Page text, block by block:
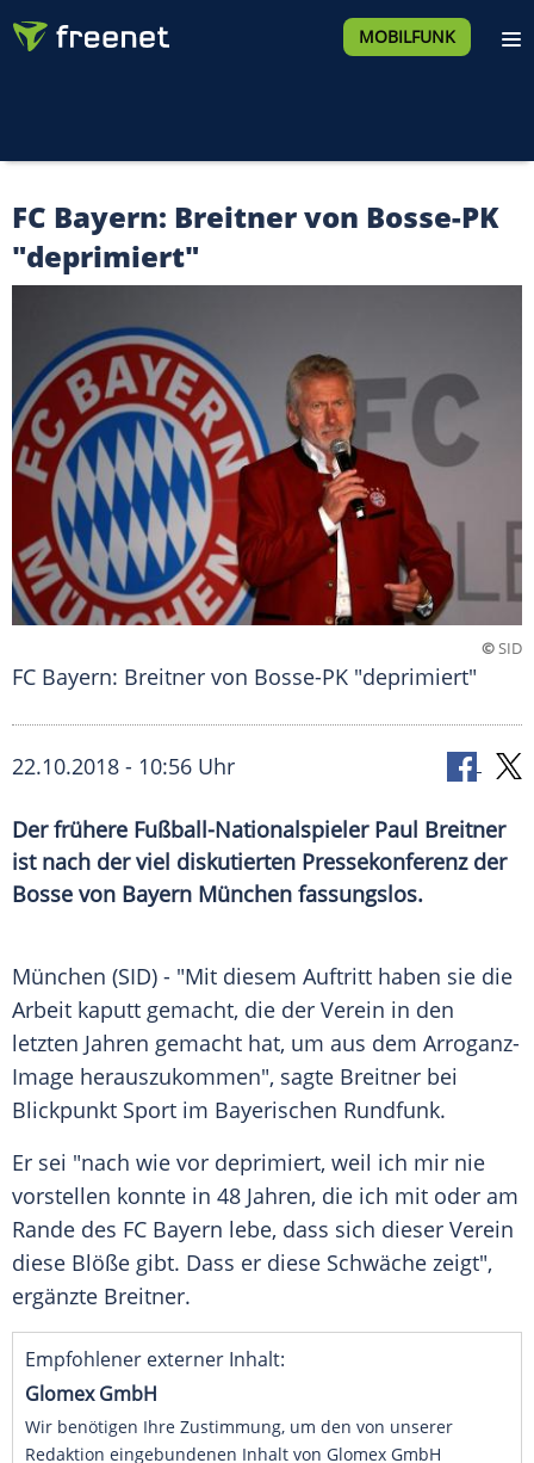
MOBILFUNK
FC Bayern: Breitner von Bosse-PK
"deprimiert"
©SID
FC Bayern: Breitner von Bosse-PK "deprimiert"
22.10.2018 - 10:56 Uhr
Der frühere Fußball-Nationalspieler Paul Breitner
ist nach der viel diskutierten Pressekonferenz der
Bosse von Bayern München fassungslos.
München (SID) - "Mit diesem Auftritt haben sie die
Arbeit kaputt gemacht, die der Verein in den
letzten Jahren gemacht hat, um aus dem Arroganz-
Image herauszukommen", sagte Breitner bei
Blickpunkt Sport im Bayerischen Rundfunk.
Er sei "nach wie vor deprimiert, weil ich mir nie
vorstellen konnte in 48 Jahren, die ich mit oder am
Rande des FC Bayern lebe, dass sich dieser Verein
diese Blöße gibt. Dass er diese Schwäche zeigt",
ergänzte Breitner.
Empfohlener externer Inhalt:
Glomex GmbH
Wir benötigen Ihre Zustimmung, um den von unserer
Redaktion eingebundenen Inhalt von Glomex GmbH